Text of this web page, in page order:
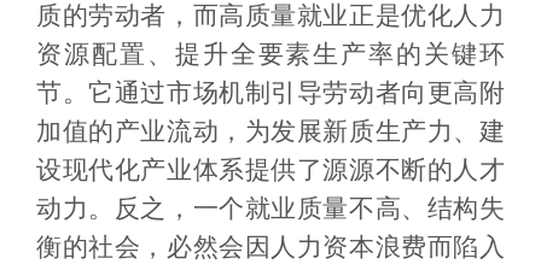
质的劳动者，而高质量就业正是优化人力
资源配置、提升全要素生产率的关键环
节。它通过市场机制引导劳动者向更高附
加值的产业流动，为发展新质生产力、建
设现代化产业体系提供了源源不断的人才
动力。反之，一个就业质量不高、结构失
衡的社会，必然会因人力资本浪费而陷入